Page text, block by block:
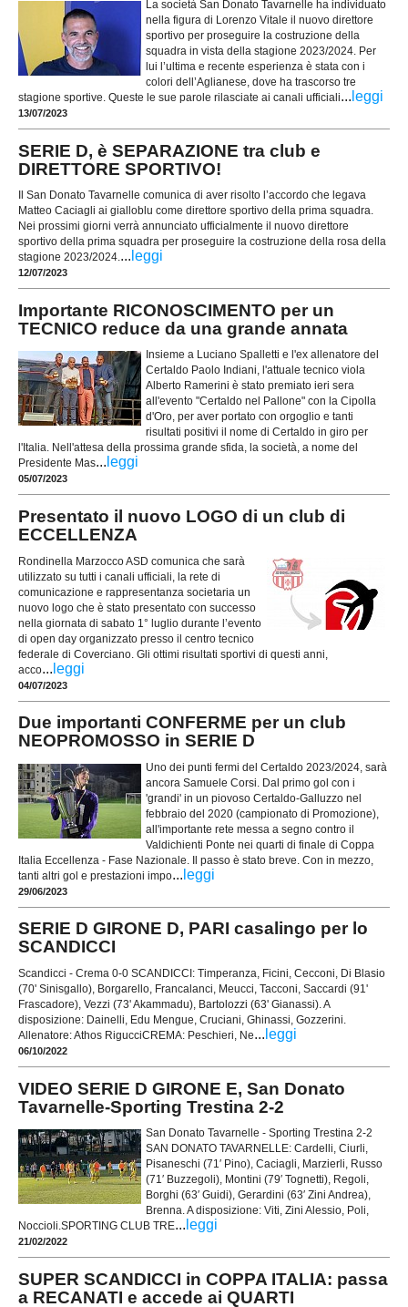
La società San Donato Tavarnelle ha individuato
nella figura di Lorenzo Vitale il nuovo direttore
sportivo per proseguire la costruzione della
squadra in vista della stagione 2023/2024. Per
lui l’ultima e recente esperienza è stata con i
colori dell’Aglianese, dove ha trascorso tre
stagione sportive. Queste le sue parole rilasciate ai canali ufficiali... leggi
13/07/2023
SERIE D, è SEPARAZIONE tra club e
DIRETTORE SPORTIVO!
Il San Donato Tavarnelle comunica di aver risolto l’accordo che legava
Matteo Caciagli ai gialloblu come direttore sportivo della prima squadra.
Nei prossimi giorni verrà annunciato ufficialmente il nuovo direttore
sportivo della prima squadra per proseguire la costruzione della rosa della
stagione 2023/2024.... leggi
12/07/2023
Importante RICONOSCIMENTO per un
TECNICO reduce da una grande annata
Insieme a Luciano Spalletti e l'ex allenatore del
Certaldo Paolo Indiani, l'attuale tecnico viola
Alberto Ramerini è stato premiato ieri sera
all'evento "Certaldo nel Pallone" con la Cipolla
d'Oro, per aver portato con orgoglio e tanti
risultati positivi il nome di Certaldo in giro per
l'Italia. Nell'attesa della prossima grande sfida, la società, a nome del
Presidente Mas... leggi
05/07/2023
Presentato il nuovo LOGO di un club di
ECCELLENZA
Rondinella Marzocco ASD comunica che sarà
utilizzato su tutti i canali ufficiali, la rete di
comunicazione e rappresentanza societaria un
nuovo logo che è stato presentato con successo
nella giornata di sabato 1° luglio durante l’evento
di open day organizzato presso il centro tecnico
federale di Coverciano. Gli ottimi risultati sportivi di questi anni,
acco... leggi
04/07/2023
Due importanti CONFERME per un club
NEOPROMOSSO in SERIE D
Uno dei punti fermi del Certaldo 2023/2024, sarà
ancora Samuele Corsi. Dal primo gol con i
'grandi' in un piovoso Certaldo-Galluzzo nel
febbraio del 2020 (campionato di Promozione),
all'importante rete messa a segno contro il
Valdichienti Ponte nei quarti di finale di Coppa
Italia Eccellenza - Fase Nazionale. Il passo è stato breve. Con in mezzo,
tanti altri gol e prestazioni impo... leggi
29/06/2023
SERIE D GIRONE D, PARI casalingo per lo
SCANDICCI
Scandicci - Crema 0-0 SCANDICCI: Timperanza, Ficini, Cecconi, Di Blasio
(70' Sinisgallo), Borgarello, Francalanci, Meucci, Tacconi, Saccardi (91'
Frascadore), Vezzi (73' Akammadu), Bartolozzi (63' Gianassi). A
disposizione: Dainelli, Edu Mengue, Cruciani, Ghinassi, Gozzerini.
Allenatore: Athos RigucciCREMA: Peschieri, Ne... leggi
06/10/2022
VIDEO SERIE D GIRONE E, San Donato
Tavarnelle-Sporting Trestina 2-2
San Donato Tavarnelle - Sporting Trestina 2-2
SAN DONATO TAVARNELLE: Cardelli, Ciurli,
Pisaneschi (71′ Pino), Caciagli, Marzierli, Russo
(71′ Buzzegoli), Montini (79′ Tognetti), Regoli,
Borghi (63′ Guidi), Gerardini (63′ Zini Andrea),
Brenna. A disposizione: Viti, Zini Alessio, Poli,
Noccioli.SPORTING CLUB TRE... leggi
21/02/2022
SUPER SCANDICCI in COPPA ITALIA: passa
a RECANATI e accede ai QUARTI